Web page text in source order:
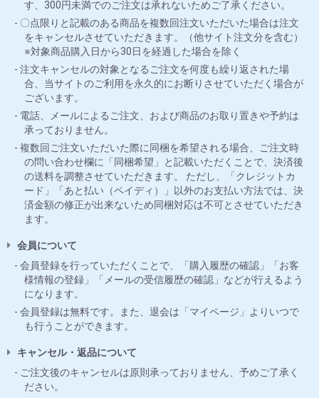
す、300円未満でのご注文は承れないためご了承ください。
〇点限りと記載のある商品を複数回注文いただいた場合は注文
をキャンセルさせていただきます。（他サイト注文分を含む）
※対象商品購入日から30日を経過した場合を除く
注文キャンセルの対象となるご注文を何度も繰り返された場
合、当サイトのご利用を永久的にお断りさせていただく場合が
ございます。
電話、メールによるご注文、および商品のお取り置きや予約は
承っておりません。
複数回ご注文いただいた際に同梱を希望される場合、ご注文時
の問い合わせ欄に「同梱希望」と記載いただくことで、決済後
の送料を調整させていただきます。 ただし、「クレジットカ
ード」「あと払い（ペイディ）」以外のお支払い方法では、決
済金額の修正が出来ないため同梱対応は不可とさせていただき
ます。
会員について
会員登録を行っていただくことで、「購入履歴の確認」「お客
様情報の登録」「メールの受信履歴の確認」などが行えるよう
になります。
会員登録は無料です。また、退会は「マイページ」よりいつで
も行うことができます。
キャンセル・返品について
ご注文後のキャンセルは原則承っておりません、予めご了承く
ださい。